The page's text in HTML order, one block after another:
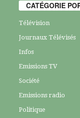
CATÉGORIE
Télévision
Journaux Télévisés
Infos
Emissions TV
Société
Emissions radio
Politique